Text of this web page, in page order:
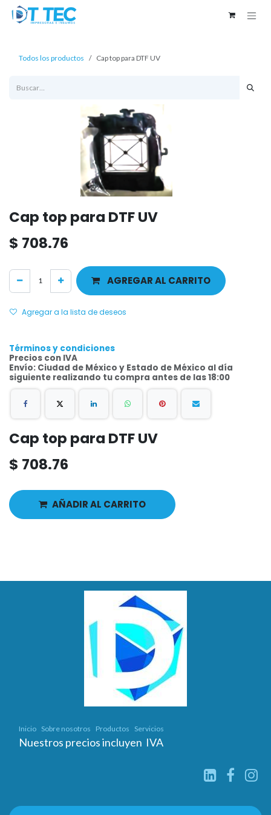
Ir al contenido
Todos los productos Cap top para DTF UV
Cap top para DTF UV
$ 708.76
AGREGAR AL CARRITO
Agregar a la lista de deseos
Términos y condiciones
Precios con IVA
Envío: Ciudad de México y Estado de México al día
siguiente realizando tu compra antes de las 18:00
Cap top para DTF UV
$ 708.76
AÑADIR AL CARRITO
Inicio Sobre nosotros Productos Servicios
Nuestros precios incluyen IVA